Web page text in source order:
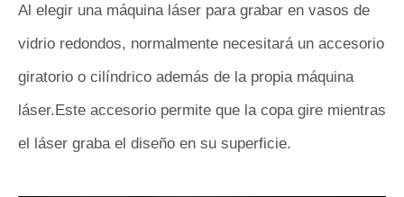
Al elegir una máquina láser para grabar en vasos de
vidrio redondos, normalmente necesitará un accesorio
giratorio o cilíndrico además de la propia máquina
láser.Este accesorio permite que la copa gire mientras
el láser graba el diseño en su superficie.